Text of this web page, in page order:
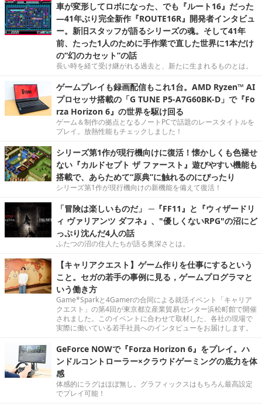
車が変形してロボになった、でも『ルート16』だった
―41年ぶり完全新作『ROUTE16R』開発者インタビュ
ー。新旧スタッフが語るシリーズの魂。そして41年
前、たった1人のために手作業で直した世界に1本だけ
の“幻のカセット”の話
長い時を経て受け継がれる過去と、新たに生まれるものとは。
ゲームプレイも録画配信もこれ1台。AMD Ryzen™ AI
プロセッサ搭載の「G TUNE P5-A7G60BK-D」で『Fo
rza Horizon 6』の世界を駆け回る
ゲーム＆制作の拠点となるノートPCで話題のレースタイトルを
プレイ。放熱性能もチェックしました！
シリーズ第1作が現行機向けに復活！懐かしくも色褪せ
ない『カルドセプト ザ ファースト』遊びやすい機能も
搭載で、あらためて“原典”に触れるのにぴったり
シリーズ第1作が現行機向けの新機能を備えて復活！
「冒険は楽しいものだ」 ─『FF11』と『ウィザードリ
ィ ヴァリアンツ ダフネ』、"優しくないRPG"の沼にど
っぷり沈んだ4人の話
ふたつの沼の住人たちが語る奥深さとは。
【キャリアクエスト】ゲーム作りを仕事にするという
こと。セガの若手の事例に見る，ゲームプログラマと
いう働き方
Game*Sparkと4Gamerの合同による就活イベント「キャリア
クエスト」の第4回が東京都立産業貿易センター浜松町館で開催
されました。このイベントに合わせて取材した、各社の現場で
実際に働いている若手社員へのインタビューをお届けします。
GeForce NOWで『Forza Horizon 6』をプレイ。ハ
ンドルコントローラー×クラウドゲーミングの底力を体
感
体感的にラグはほぼ無し。グラフィックスはもちろん最高設定
でプレイ可能！